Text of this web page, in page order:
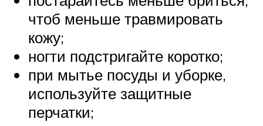
чтоб меньше травмировать
кожу;
ногти подстригайте коротко;
при мытье посуды и уборке,
используйте защитные
перчатки;